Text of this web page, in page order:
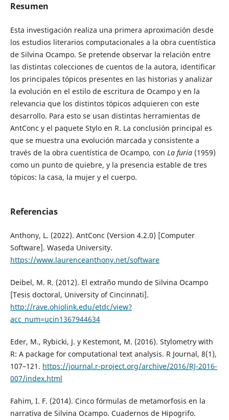
Resumen
Esta investigación realiza una primera aproximación desde
los estudios literarios computacionales a la obra cuentística
de Silvina Ocampo. Se pretende observar la relación entre
las distintas colecciones de cuentos de la autora, identificar
los principales tópicos presentes en las historias y analizar
la evolución en el estilo de escritura de Ocampo y en la
relevancia que los distintos tópicos adquieren con este
desarrollo. Para esto se usan distintas herramientas de
AntConc y el paquete Stylo en R. La conclusión principal es
que se muestra una evolución marcada y consistente a
través de la obra cuentística de Ocampo, con La furia(1959)
como un punto de quiebre, y la presencia estable de tres
tópicos: la casa, la mujer y el cuerpo.
Referencias
Anthony, L. (2022). AntConc (Version 4.2.0) [Computer
Software]. Waseda University.
https://www.laurenceanthony.net/software
Deibel, M. R. (2012). El extraño mundo de Silvina Ocampo
[Tesis doctoral, University of Cincinnati].
http://rave.ohiolink.edu/etdc/view?
acc_num=ucin1367944634
Eder, M., Rybicki, J. y Kestemont, M. (2016). Stylometry with
R: A package for computational text analysis. R Journal, 8(1),
107–121. https://journal.r-project.org/archive/2016/RJ-2016-
007/index.html
Fahim, I. F. (2014). Cinco fórmulas de metamorfosis en la
narrativa de Silvina Ocampo. Cuadernos de Hipogrifo.